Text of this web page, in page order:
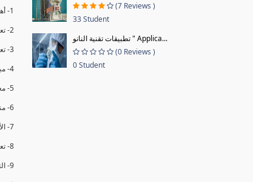
1- أهمية التدقيق الداخلي وتعريفه.
2- تعريف التدقيق وأنواعه الرئيسية.
3- تعريفات ومفاهيم عن التدقيق الداخلي.
4- مبادئ التدقيق.
5- معيار الايزو 19011:2018.
6- منهج العملية في التدقيق الداخلي.
7- الأساسيات المتعلقة بعملية التدقيق الداخلي.
8- تعريف عدم المطابقة والملاحظات.
9- الترتيب والتنظيم للتدقيق الداخلي.
(7 Reviews )
33 Student
تطبيقات تقنية النانو " Applica...
(0 Reviews )
0 Student